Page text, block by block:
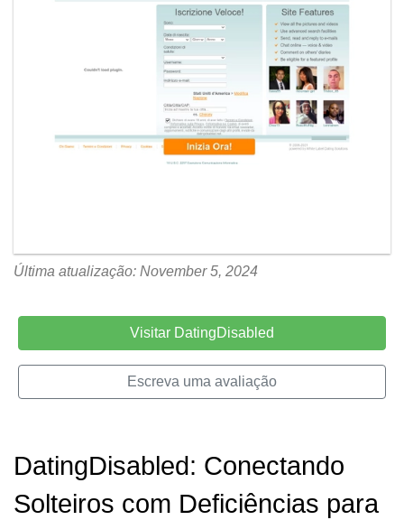
Última atualização: November 5, 2024
Visitar DatingDisabled
Escreva uma avaliação
DatingDisabled: Conectando
Solteiros com Deficiências para